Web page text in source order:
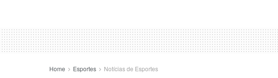
Home Esportes Notícias de Esportes